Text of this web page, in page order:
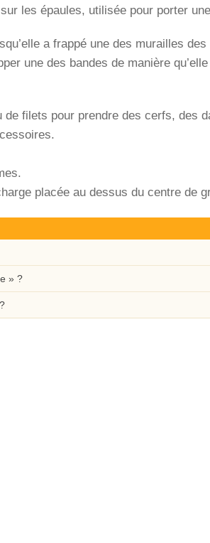
les épaules, utilisée pour porter
a frappé une des murailles des
une des bandes de manière
filets pour prendre des cerfs, des
placée au dessus du centre de
» ?